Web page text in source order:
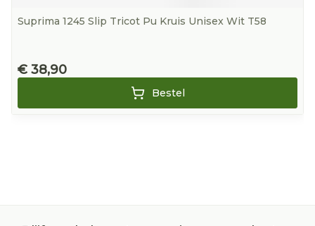
Suprima 1245 Slip Tricot Pu Kruis Unisex Wit T58
€ 38,90
Bestel